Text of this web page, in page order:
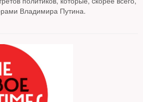
Владимира Путина.